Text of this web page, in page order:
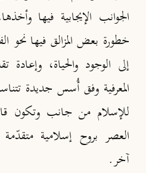
الجوانب الإيجابية فيها
خطورة بعض المزالق فيها نحو
إلى الوجود والحياة، وإعادة
المعرفية وفق أُسس جديدة
للإسلام من جانب وتكون
العصر بروح إسلامية
آخر.